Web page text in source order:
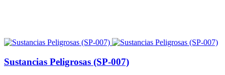
Sustancias Peligrosas (SP-007)